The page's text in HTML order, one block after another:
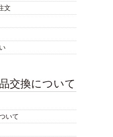
文
交換について
いて